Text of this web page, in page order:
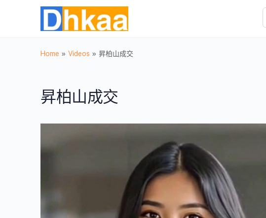
Home » Videos » 昇柏山成交
昇柏山成交